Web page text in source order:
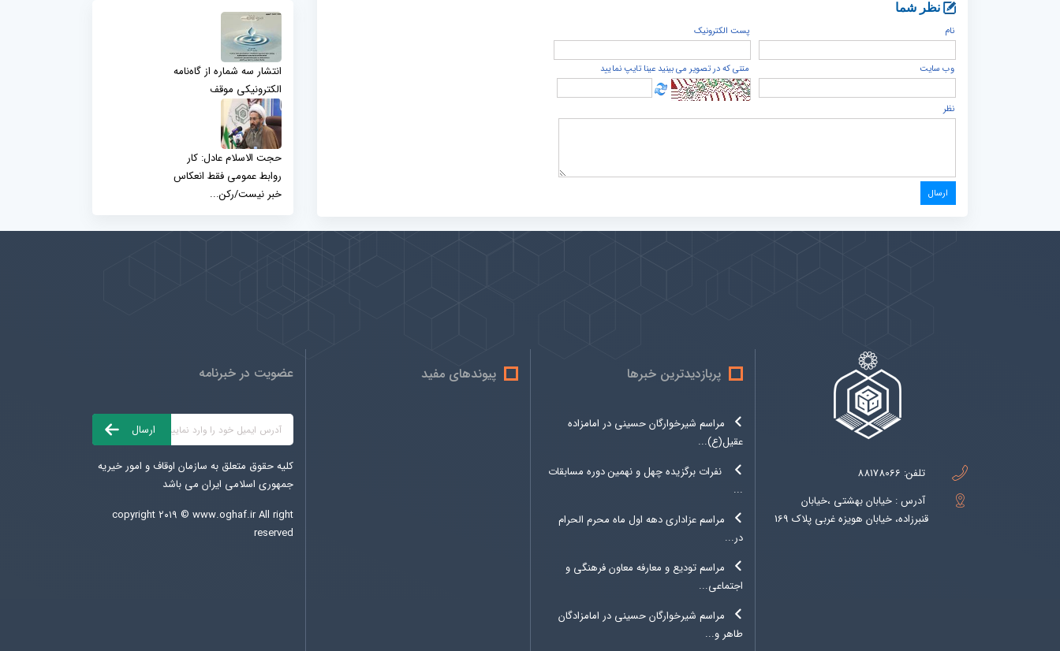
نظر شما
نام
پست الكترونيک
وب سایت متنی که در تصویر می بینید عینا تایپ نمایید
نظر
انتشار سه شماره از گاه‌نامه
الکترونیکی موقف
حجت الاسلام عادل: کار
روابط عمومی فقط انعکاس
خبر نیست/رکن...
تلفن: 88178066
آدرس : خیابان بهشتی ،خیابان
قنبرزاده، خیابان هویزه غربی پلاک 169
پربازدیدترین خبرها
مراسم شیرخوارگان حسینی در امامزاده
عقیل(ع)...
نفرات برگزیده چهل و نهمین دوره مسابقات
...
مراسم عزاداری دهه اول ماه محرم الحرام
در...
مراسم تودیع و معارفه معاون فرهنگی و
اجتماعی...
مراسم شیرخوارگان حسینی در امامزادگان
طاهر و...
پیوندهای مفید عضویت در خبرنامه
کلیه حقوق متعلق به سازمان اوقاف و امور خیریه
جمهوری اسلامی ایران می باشد
copyright ۲۰۱۹ © www.oghaf.irAll right
reserved